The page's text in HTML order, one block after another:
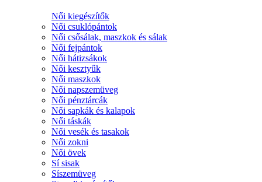
Női kiegészítők
Női csuklópántok
Női csősálak, maszkok és sálak
Női fejpántok
Női hátizsákok
Női kesztyűk
Női maszkok
Női napszemüveg
Női pénztárcák
Női sapkák és kalapok
Női táskák
Női vesék és tasakok
Női zokni
Női övek
Sí sisak
Síszemüveg